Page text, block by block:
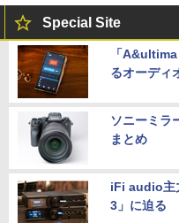
Special Site
「
るオーディ
ソニーミラ
まとめ
iFi audio主
3」に迫る